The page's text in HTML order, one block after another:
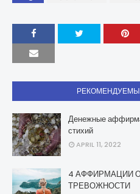
Денежные
стихий
APRIL 11, 2022
4 АФФИРМАЦИИ
ТРЕВОЖНОСТИ